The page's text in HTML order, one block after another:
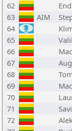
62
63
AIM
64
65
66
67
68
69
70
71
72